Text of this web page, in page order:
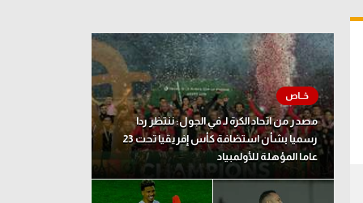
تحقيق في الجول
تقرير في الجول
تحليل في الجول
حكايات في الجول
كويز في الجول
فيديو في الجول
مصدر من اتحاد الكرة لـ في الجول: ننتظر ردا
رسميا بشأن استضافة كأس إفريقيا تحت 23
عاما المؤهلة للأولمبياد